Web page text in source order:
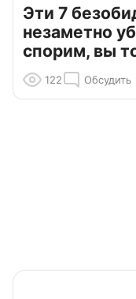
Эти 7
незаметно
спорим, вы
122 Обсудить